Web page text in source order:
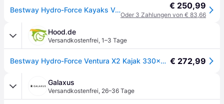
Bestway Hydro-Force Kayaks Ventura Orange/Schwarz, Aufblasbares Kajak, 2 Person(en), 200 kg, Schwarz, Blau, PVC, 2 Sitz(e) € 250,99
Oder 3 Zahlungen von € 83,66
Hood.de
Versandkostenfrei, 1–3 Tage
Bestway Hydro-Force Ventura X2 Kajak 330x86 cm € 272,99
Galaxus
Versandkostenfrei, 26–36 Tage